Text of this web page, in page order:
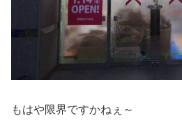
もはや限界ですかねぇ～